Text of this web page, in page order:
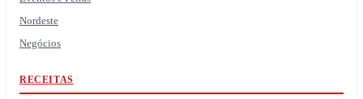
Nordeste
Negócios
RECEITAS